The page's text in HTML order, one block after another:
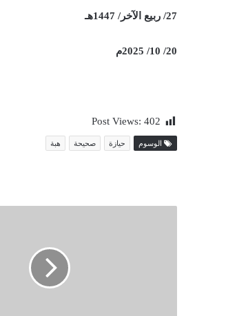
27/ ربيع الآخر/ 1447هـ
20/ 10/ 2025م
Post Views: 402
الوسوم حيازة صحيحة هبة